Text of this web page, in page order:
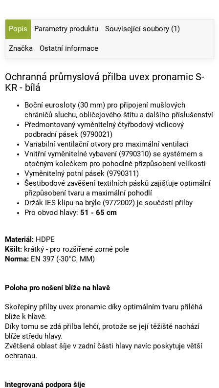
Popis Parametry produktu Související soubory (1)
Značka Ostatní informace
Ochranná průmyslová přilba uvex pronamic S-
KR - bílá
Boční eurosloty (30 mm) pro připojení mušlových
chráničů sluchu, obličejového štítu a dalšího příslušenství
Předmontovaný vyměnitelný čtyřbodový vidlicový
podbradní pásek (9790021)
Variabilní ventilační otvory pro maximální ventilaci
Vnitřní vyměnitelné vybavení (9790310) se systémem s
otočným kolečkem pro pohodlné přizpůsobení velikosti
Vyměnitelný potní pásek (9790311)
Šestibodové zavěšení textilních pásků zajišťuje optimální
přizpůsobení tvaru a maximální pohodlí
Držák IES klipu na brýle (9772002) je součástí přilby
Pro obvod hlavy: 51 - 65 cm
Materiál: HDPE
Kšilt: krátký - pro rozšířené zorné pole
Norma: EN 397 (-30°C, MM)
Poloha pro nošení blíže na hlavě
Skořepiny přilby uvex pronamic díky optimálním tvaru přiléhá
blíže k hlavě.
Díky tomu se zdá přilba lehčí, protože se její těžiště nachází
blíže středu hlavy.
Zvětšená oblast šíje v zadní části hlavy navíc poskytuje větší
ochranau.
Integrovaná podpora šíje